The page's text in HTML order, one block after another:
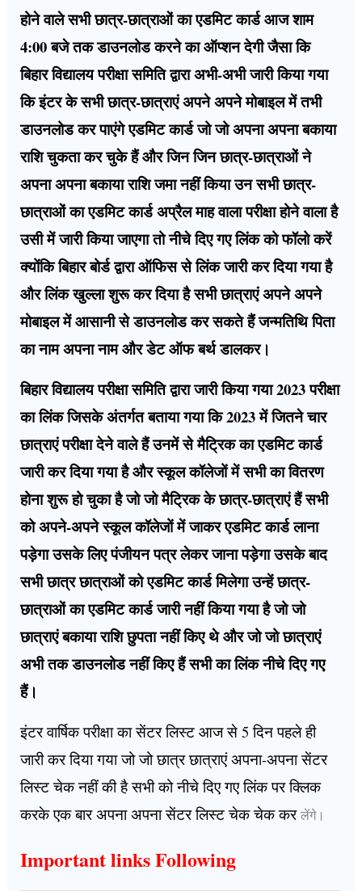
होने वाले सभी छात्र-छात्राओं का एडमिट कार्ड आज शाम
4:00 बजे तक डाउनलोड करने का ऑप्शन देगी जैसा कि
बिहार विद्यालय परीक्षा समिति द्वारा अभी-अभी जारी किया गया
कि इंटर के सभी छात्र-छात्राएं अपने अपने मोबाइल में तभी
डाउनलोड कर पाएंगे एडमिट कार्ड जो जो अपना अपना बकाया
राशि चुकता कर चुके हैं और जिन जिन छात्र-छात्राओं ने
अपना अपना बकाया राशि जमा नहीं किया उन सभी छात्र-
छात्राओं का एडमिट कार्ड अप्रैल माह वाला परीक्षा होने वाला है
उसी में जारी किया जाएगा तो नीचे दिए गए लिंक को फॉलो करें
क्योंकि बिहार बोर्ड द्वारा ऑफिस से लिंक जारी कर दिया गया है
और लिंक खुल्ला शुरू कर दिया है सभी छात्राएं अपने अपने
मोबाइल में आसानी से डाउनलोड कर सकते हैं जन्मतिथि पिता
का नाम अपना नाम और डेट ऑफ बर्थ डालकर।
बिहार विद्यालय परीक्षा समिति द्वारा जारी किया गया 2023 परीक्षा
का लिंक जिसके अंतर्गत बताया गया कि 2023 में जितने चार
छात्राएं परीक्षा देने वाले हैं उनमें से मैट्रिक का एडमिट कार्ड
जारी कर दिया गया है और स्कूल कॉलेजों में सभी का वितरण
होना शुरू हो चुका है जो जो मैट्रिक के छात्र-छात्राएं हैं सभी
को अपने-अपने स्कूल कॉलेजों में जाकर एडमिट कार्ड लाना
पड़ेगा उसके लिए पंजीयन पत्र लेकर जाना पड़ेगा उसके बाद
सभी छात्र छात्राओं को एडमिट कार्ड मिलेगा उन्हें छात्र-
छात्राओं का एडमिट कार्ड जारी नहीं किया गया है जो जो
छात्राएं बकाया राशि छुपता नहीं किए थे और जो जो छात्राएं
अभी तक डाउनलोड नहीं किए हैं सभी का लिंक नीचे दिए गए
हैं।
इंटर वार्षिक परीक्षा का सेंटर लिस्ट आज से 5 दिन पहले ही
जारी कर दिया गया जो जो छात्र छात्राएं अपना-अपना सेंटर
लिस्ट चेक नहीं की है सभी को नीचे दिए गए लिंक पर क्लिक
करके एक बार अपना अपना सेंटर लिस्ट चेक चेक करलेंगे।
Important links Following